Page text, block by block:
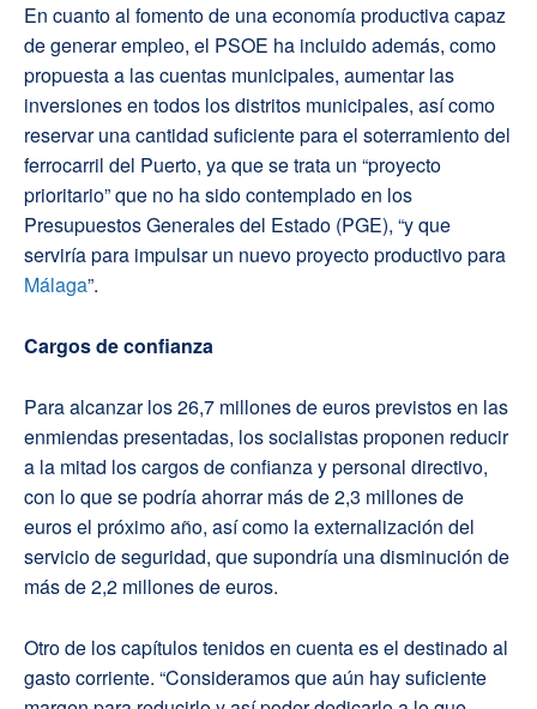
En cuanto al fomento de una economía productiva capaz
de generar empleo, el PSOE ha incluido además, como
propuesta a las cuentas municipales, aumentar las
inversiones en todos los distritos municipales, así como
reservar una cantidad suficiente para el soterramiento del
ferrocarril del Puerto, ya que se trata un “proyecto
prioritario” que no ha sido contemplado en los
Presupuestos Generales del Estado (PGE), “y que
serviría para impulsar un nuevo proyecto productivo para
Málaga”.
Cargos de confianza
Para alcanzar los 26,7 millones de euros previstos en las
enmiendas presentadas, los socialistas proponen reducir
a la mitad los cargos de confianza y personal directivo,
con lo que se podría ahorrar más de 2,3 millones de
euros el próximo año, así como la externalización del
servicio de seguridad, que supondría una disminución de
más de 2,2 millones de euros.
Otro de los capítulos tenidos en cuenta es el destinado al
gasto corriente. “Consideramos que aún hay suficiente